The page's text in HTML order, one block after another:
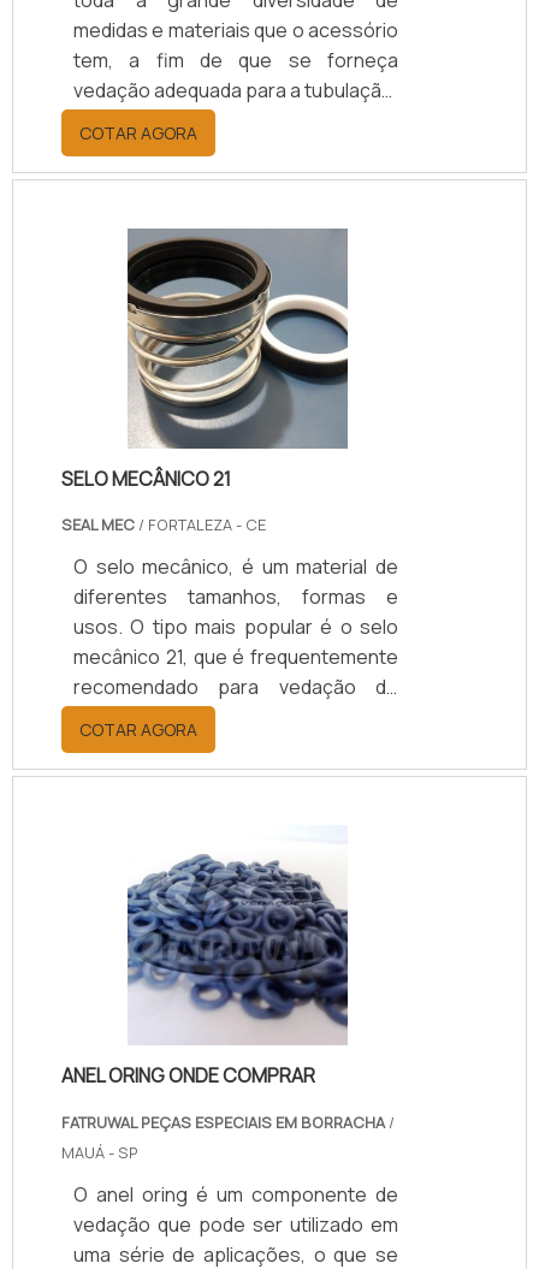
medidas e materiais que o acessório
tem, a fim de que se forneça
vedação adequada para a tubulação,
pois com essa aplicação evita-se a
contaminação dos fluidos no interior
da aplicação, bem como a
consequentemente, o desperdício
de insumos.É possível escolher o
acessório que aumenta a segurança
nas aplicações industriais por meio
do catálogo que contém todas as
opções mais indicadas para prevenir
o vaza.
COTAR AGORA
SELO MECÂNICO 21
SEAL MEC / FORTALEZA - CE
O selo mecânico, é um material de
diferentes tamanhos, formas e
usos. O tipo mais popular é o selo
mecânico 21, que é frequentemente
recomendado para vedação de
eixos rotativos, como bombas
marítimas, industriais, automotivas e
até domésticas.O selo mecânico é
também é um elemento fundamental
que está presente em diversos
produtos utilizados no nosso
cotidiano. São materiais que
oferecem a funcionalidade correta
de determinados disp.
COTAR AGORA
ANEL ORING ONDE COMPRAR
FATRUWAL PEÇAS ESPECIAIS EM BORRACHA/
MAUÁ - SP
O anel oring é um componente de
vedação que pode ser utilizado em
uma série de aplicações, o que se